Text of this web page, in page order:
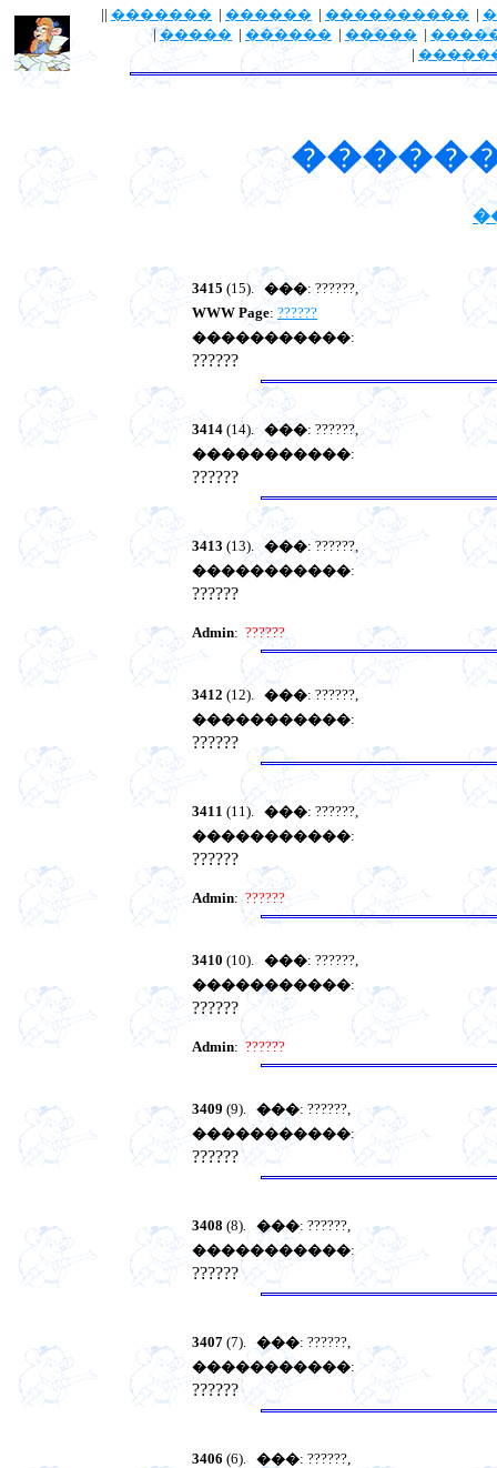
|| ������� | ������ | ���������� |
|����� | ������ | ����� |
|
3415 (15).���: ??????,
WWW Page:??????
�����������:
??????
3414 (14).���: ??????,
�����������:
??????
3413 (13). ���: ??????,
�����������:
??????
Admin: ??????
3412 (12). ���: ??????,
�����������:
??????
3411 (11). ���: ??????,
�����������:
??????
Admin:??????
3410 (10). ���: ??????,
�����������:
??????
Admin: ??????
3409 (9).���: ??????,
�����������:
??????
3408 (8).���: ??????,
�����������:
??????
3407 (7). ���: ??????,
�����������:
??????
3406 (6). ���: ??????,